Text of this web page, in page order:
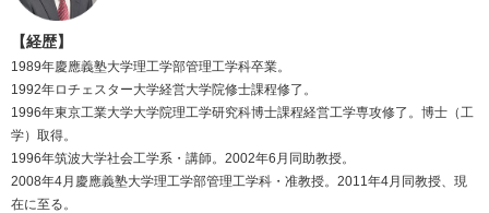
【経歴】
1989年慶應義塾大学理工学部管理工学科卒業。
1992年ロチェスター大学経営大学院修士課程修了。
1996年東京工業大学大学院理工学研究科博士課程経営工学専攻修了。博士（工
学）取得。
1996年筑波大学社会工学系・講師。2002年6月同助教授。
2008年4月慶應義塾大学理工学部管理工学科・准教授。2011年4月同教授、現
在に至る。